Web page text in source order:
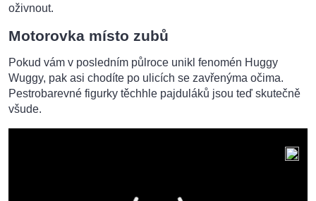
oživnout.
Motorovka místo zubů
Pokud vám v posledním půlroce unikl fenomén Huggy
Wuggy, pak asi chodíte po ulicích se zavřenýma očima.
Pestrobarevné figurky těchhle pajduláků jsou teď skutečně
všude.